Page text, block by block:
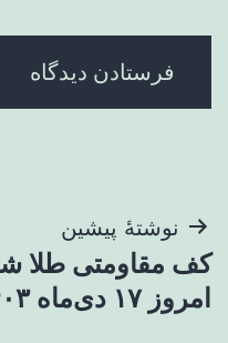
راهبری
نوشته
نوشتهٔ پیشین
کف مقاومتی طلا
امروز ۱۷ دی‌ماه ۱۴۰۳